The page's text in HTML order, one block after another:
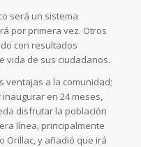
será un sistema
por primera vez. Otros
con resultados
vida de sus ciudadanos.
ventajas a la comunidad;
en 24 meses,
disfrutar la población
línea, principalmente
Orillac, y añadió que irá